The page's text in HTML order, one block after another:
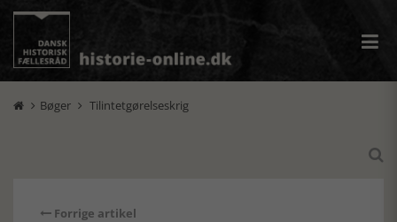
 Bøger  Tilintetgørelseskrig

Forrige artikel